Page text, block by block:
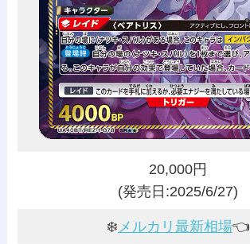
20,000円
(発売日:2025/6/27)
❄️メルカリ最新相場👈️